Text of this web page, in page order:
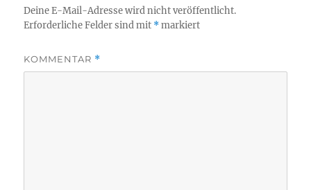
Deine E-Mail-Adresse wird nicht veröffentlicht.
Erforderliche Felder sind mit *markiert
KOMMENTAR *